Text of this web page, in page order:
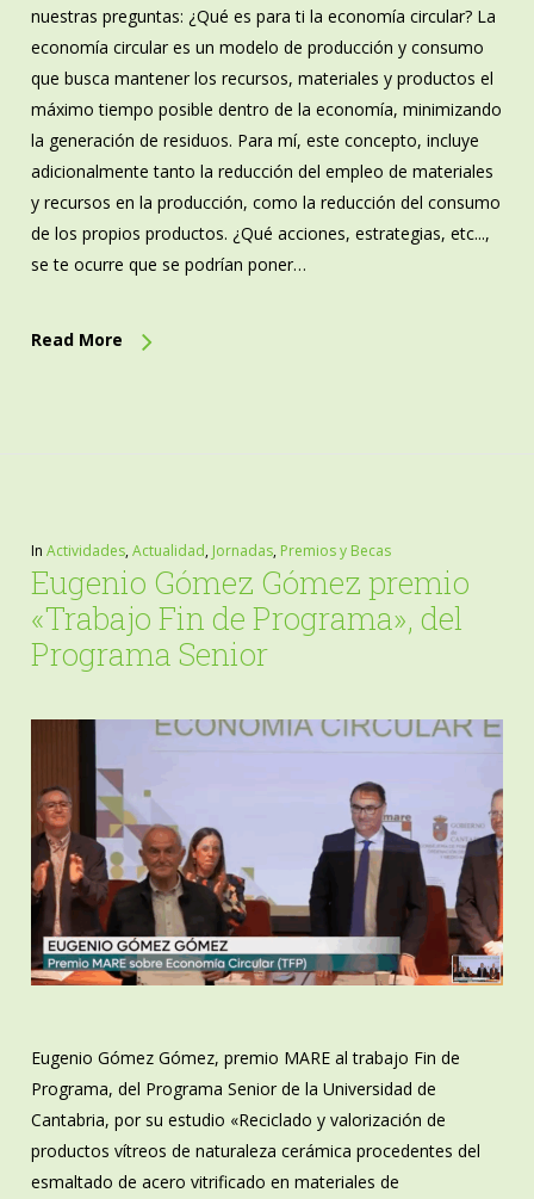
nuestras preguntas: ¿Qué es para ti la economía circular? La
economía circular es un modelo de producción y consumo
que busca mantener los recursos, materiales y productos el
máximo tiempo posible dentro de la economía, minimizando
la generación de residuos. Para mí, este concepto, incluye
adicionalmente tanto la reducción del empleo de materiales
y recursos en la producción, como la reducción del consumo
de los propios productos. ¿Qué acciones, estrategias, etc...,
se te ocurre que se podrían poner…
Read More
In Actividades,Actualidad, Jornadas, Premios y Becas
Eugenio Gómez Gómez premio
«Trabajo Fin de Programa», del
Programa Senior
Eugenio Gómez Gómez, premio MARE al trabajo Fin de
Programa, del Programa Senior de la Universidad de
Cantabria, por su estudio «Reciclado y valorización de
productos vítreos de naturaleza cerámica procedentes del
esmaltado de acero vitrificado en materiales de